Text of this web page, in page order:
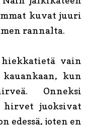
kuvat juuri
rannalta.
hiekkatietä vain
kun
Onneksi
juoksivat
edessä, joten en